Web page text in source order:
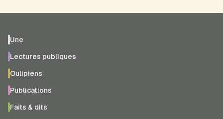
Une
Lectures publiques
Oulipiens
Publications
Faits & dits